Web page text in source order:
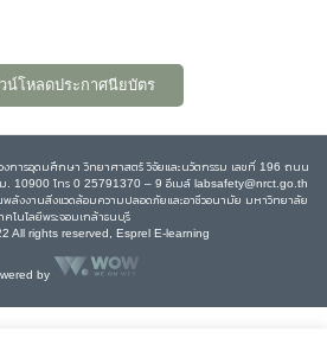
น์โหลดประกาศนียบัตร
งการอุดมศึกษา วิทยาศาสตร์ วิจัยและนวัตกรรม เลขที่ 196 ถนน
. 10900 โทร 0 25791370 – 9 อีเมล์ labsafety@nrct.go.th
ลังงานสิ่งแวดล้อมความปลอดภัยและอาชีวอนามัย มหาวิทยาลัย
คโนโลยีพระจอมเกล้าธนบุรี
All rights reserved, Esprel E-learning
by